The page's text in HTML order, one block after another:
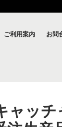
ご利用案内 お問
ャッチ